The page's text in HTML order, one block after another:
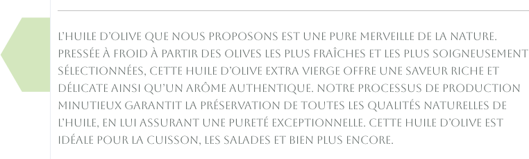
L’huile d’olive que nous proposons est une pure merveille de la nature.
Pressée à froid à partir des olives les plus fraîches et les plus soigneusement
sélectionnées, cette huile d’olive extra vierge offre une saveur riche et
délicate ainsi qu’un arôme authentique. Notre processus de production
minutieux garantit la préservation de toutes les qualités naturelles de
l’huile, en lui assurant une pureté exceptionnelle. Cette huile d’olive est
idéale pour la cuisson, les salades et bien plus encore.
(750ML)